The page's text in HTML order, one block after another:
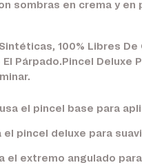
sombras en crema y en
100% Libres
El Párpado.Pincel Deluxe
el pincel base para
el pincel deluxe para
el extremo angulado